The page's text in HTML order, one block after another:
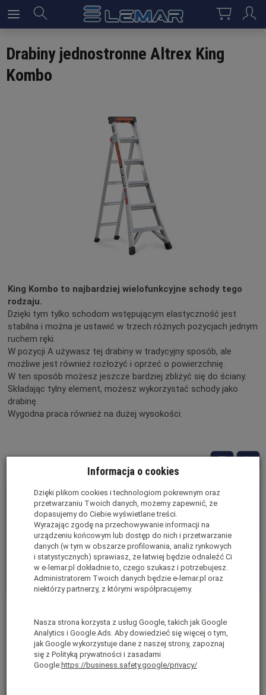
Drabiny jednostronne Altrex King
Kombo
King Kombo to najbardziej wielofunkcyjne schody tego
rodzaju.
Dzięki tym tylko schodom wstępującym elastyczność jest
stabilna i można je ustawić w trzech różnych pozycjach jednym
ruchem ręki.
W pozycji A używasz tej drabiny w tradycyjny sposób, ale
możliwe jest również rozłożyć i oprzeć o powierzchnię.
W ten sposób możesz jeszcze bardziej zbliżyć się do ściany.
Składając tylny element, możesz wykorzystać schody jako
drabinę.
Wygodna praca również na dużej wysokości.
przegubowa 5+3 stopni
aluminiowa King Kombo
Little Giant ALTREX
503075
przegubowa 6+4 stopni
aluminiowa King Kombo
Little Giant ALTREX
503076
Informacja o cookies
Dzięki plikom cookies i technologiom pokrewnym oraz
przetwarzaniu Twoich danych, możemy zapewnić, że
dopasujemy do Ciebie wyświetlane treści.
Wyrażając zgodę na przechowywanie informacji na
urządzeniu końcowym lub dostęp do nich i przetwarzanie
danych (w tym w obszarze profilowania, analiz rynkowych
i statystycznych) sprawiasz, że łatwiej będzie odnaleźć Ci
w e-lemar.pl dokładnie to, czego szukasz i potrzebujesz.
Administratorem Twoich danych będzie e-lemar.pl oraz
niektórzy partnerzy, z którymi współpracujemy.
Nasza strona korzysta z usług Google, takich jak Google
Analytics i Google Ads. Aby dowiedzieć się więcej o tym,
jak Google wykorzystuje dane z naszej strony, zapoznaj
się z Polityką prywatności i zasadami
Google:https://business.safety.google/privacy/